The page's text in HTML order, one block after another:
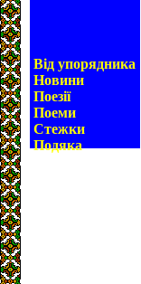
Від упорядника
Новини
Поезії
Поеми
Стежки
Подяка